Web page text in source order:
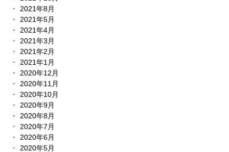
2021年8月
2021年5月
2021年4月
2021年3月
2021年2月
2021年1月
2020年12月
2020年11月
2020年10月
2020年9月
2020年8月
2020年7月
2020年6月
2020年5月